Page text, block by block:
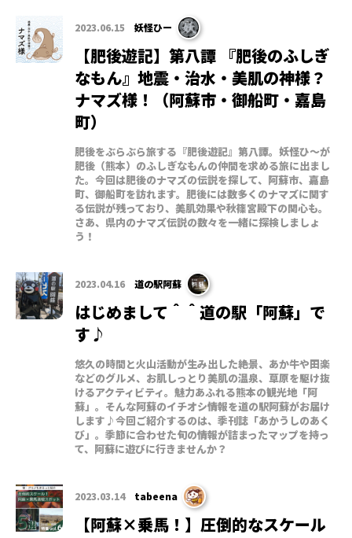
2023.06.15 妖怪ひー
【肥後遊記】第八譚 『肥後のふしぎ
なもん』地震・治水・美肌の神様？
ナマズ様！（阿蘇市・御船町・嘉島
町）
肥後をぶらぶら旅する『肥後遊記』第八譚。妖怪ひ～が
肥後（熊本）のふしぎなもんの仲間を求める旅に出まし
た。今回は肥後のナマズの伝説を探して、阿蘇市、嘉島
町、御船町を訪れます。肥後には数多くのナマズに関す
る伝説が残っており、美肌効果や秋篠宮殿下の関心も。
さあ、県内のナマズ伝説の数々を一緒に探検しましょ
う！
2023.04.16 道の駅阿蘇
はじめまして＾＾道の駅「阿蘇」で
す♪
悠久の時間と火山活動が生み出した絶景、あか牛や田楽
などのグルメ、お肌しっとり美肌の温泉、草原を駆け抜
けるアクティビティ。魅力あふれる熊本の観光地「阿
蘇」。そんな阿蘇のイチオシ情報を道の駅阿蘇がお届け
します♪今回ご紹介するのは、季刊誌「あかうしのあく
び」。季節に合わせた旬の情報が詰まったマップを持っ
て、阿蘇に遊びに行きませんか？
2023.03.14 tabeena
【阿蘇×乗馬！】圧倒的なスケール